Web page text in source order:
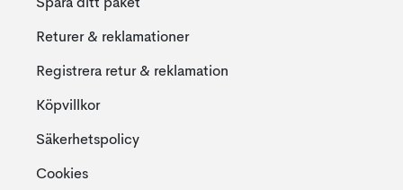
Spåra ditt paket
Returer & reklamationer
Registrera retur & reklamation
Köpvillkor
Säkerhetspolicy
Cookies